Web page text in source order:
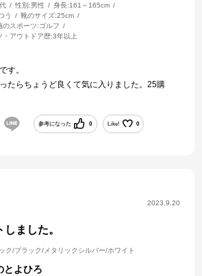
性別:男性 身長:161～165cm
う 靴のサイズ:25cm
のスポーツ:ゴルフ
・アウトドア歴:3年以上
す。
たらちょうど良くて気に入りました。25購
参考になった 0 Like! 0
2023.9.20
ました。
ク/ブラック/メタリックシルバー/ホワイト
とよひろ